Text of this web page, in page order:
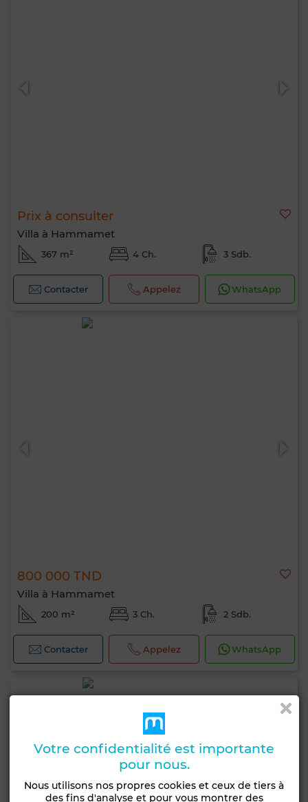
Prix à consulter
Villa à Hammamet
367 m² 4 Ch. 3 Sdb.
Contacter Appelez WhatsApp
800 000 TND
Villa à Hammamet
200 m² 3 Ch. 2 Sdb.
Contacter Appelez WhatsApp
Votre confidentialité est importante
pour nous.
Nous utilisons nos propres cookies et ceux de tiers à
des fins d'analyse et pour vous montrer des